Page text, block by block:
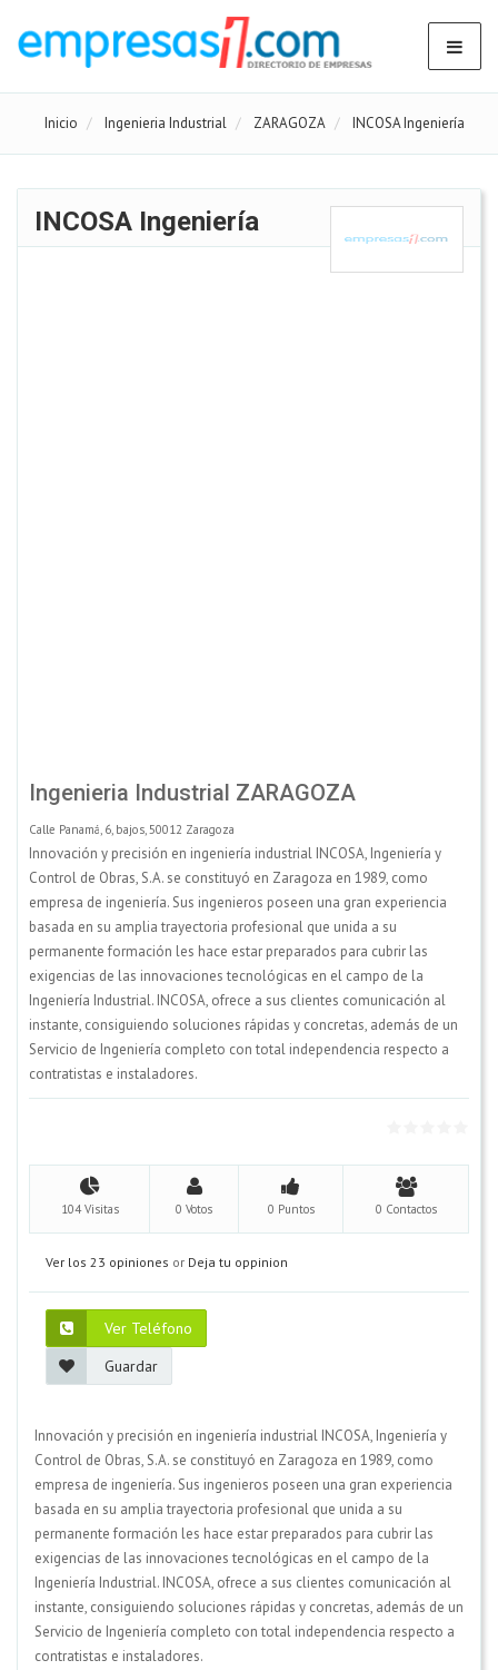
Inicio Ingenieria Industrial ZARAGOZA INCOSA Ingeniería
INCOSA Ingeniería
Ingenieria Industrial ZARAGOZA
Calle Panamá, 6, bajos, 50012 Zaragoza
Innovación y precisión en ingeniería industrial INCOSA, Ingeniería y
Control de Obras, S.A. se constituyó en Zaragoza en 1989, como
empresa de ingeniería. Sus ingenieros poseen una gran experiencia
basada en su amplia trayectoria profesional que unida a su
permanente formación les hace estar preparados para cubrir las
exigencias de las innovaciones tecnológicas en el campo de la
Ingeniería Industrial. INCOSA, ofrece a sus clientes comunicación al
instante, consiguiendo soluciones rápidas y concretas, además de un
Servicio de Ingeniería completo con total independencia respecto a
contratistas e instaladores.
104 Visitas 0 Votos 0 Puntos 0 Contactos
Ver los 23 opiniones or Deja tu oppinion
Ver Teléfono
Guardar
Innovación y precisión en ingeniería industrial INCOSA, Ingeniería y
Control de Obras, S.A. se constituyó en Zaragoza en 1989, como
empresa de ingeniería. Sus ingenieros poseen una gran experiencia
basada en su amplia trayectoria profesional que unida a su
permanente formación les hace estar preparados para cubrir las
exigencias de las innovaciones tecnológicas en el campo de la
Ingeniería Industrial. INCOSA, ofrece a sus clientes comunicación al
instante, consiguiendo soluciones rápidas y concretas, además de un
Servicio de Ingeniería completo con total independencia respecto a
contratistas e instaladores.